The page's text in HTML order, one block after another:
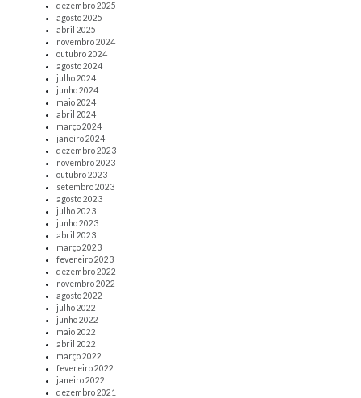
dezembro 2025
agosto 2025
abril 2025
novembro 2024
outubro 2024
agosto 2024
julho 2024
junho 2024
maio 2024
abril 2024
março 2024
janeiro 2024
dezembro 2023
novembro 2023
outubro 2023
setembro 2023
agosto 2023
julho 2023
junho 2023
abril 2023
março 2023
fevereiro 2023
dezembro 2022
novembro 2022
agosto 2022
julho 2022
junho 2022
maio 2022
abril 2022
março 2022
fevereiro 2022
janeiro 2022
dezembro 2021